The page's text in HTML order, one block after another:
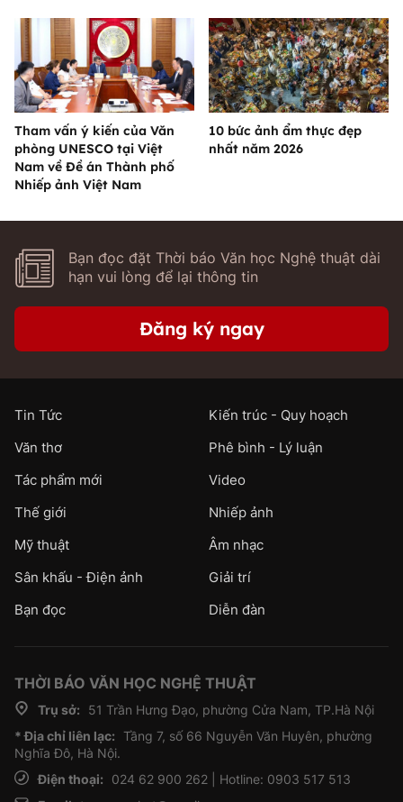
Tham vấn ý kiến của Văn
phòng UNESCO tại Việt
Nam về Đề án Thành phố
Nhiếp ảnh Việt Nam
10 bức ảnh ẩm thực đẹp
nhất năm 2026
Bạn đọc đặt Thời báo Văn học Nghệ thuật dài
hạn vui lòng để lại thông tin
Đăng ký ngay
Tin Tức
Kiến trúc - Quy hoạch
Văn thơ
Phê bình - Lý luận
Tác phẩm mới
Video
Thế giới
Nhiếp ảnh
Mỹ thuật
Âm nhạc
Sân khấu - Điện ảnh
Giải trí
Bạn đọc
Diễn đàn
THỜI BÁO VĂN HỌC NGHỆ THUẬT
Trụ sở:
51 Trần Hưng Đạo, phường Cửa Nam, TP.Hà Nội
* Địa chỉ liên lạc: Tầng 7, số 66 Nguyễn Văn Huyên, phường
Nghĩa Đô, Hà Nội.
Điện thoại:
024 62 900 262 | Hotline: 0903 517 513